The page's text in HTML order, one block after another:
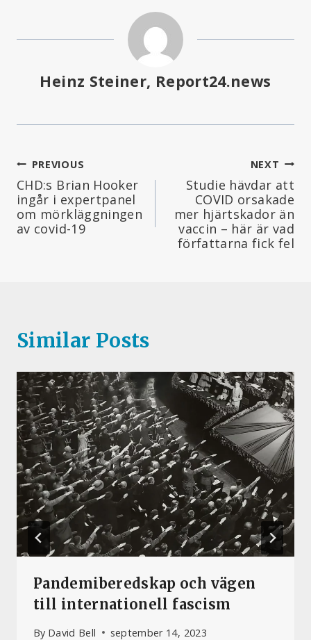
Heinz Steiner, Report24.news
Inläggsnavigering
PREVIOUS
CHD:s Brian Hooker
ingår i expertpanel
om mörkläggningen
av covid-19
NEXT
Studie hävdar att
COVID orsakade
mer hjärtskador än
vaccin – här är vad
författarna fick fel
Similar Posts
Pandemiberedskap och vägen
till internationell fascism
By David Bell september 14, 2023